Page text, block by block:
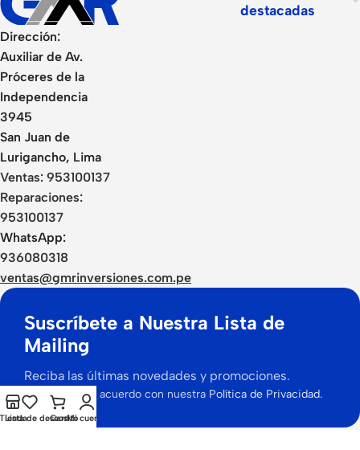
Dirección:
Auxiliar de Av.
Próceres de la
Independencia
3945
San Juan de
Lurigancho, Lima
Ventas: 953100137
Reparaciones:
953100137
WhatsApp:
936080318
ventas@gmrinversiones.com.pe
destacadas
Suscríbete a Nuestra Lista de
Mailing
Reciba las últimas novedades y promociones.
Se utilizará de acuerdo con nuestra Política de Privacidad.
Lista de deseos
CarritoMi cuenta